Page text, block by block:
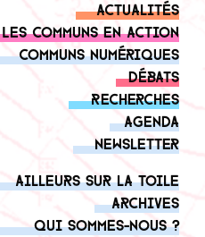
Actualités
Les communs en action
Communs numériques
Débats
Recherches
Agenda
Newsletter
Ailleurs sur la toile
Archives
Qui sommes-nous ?